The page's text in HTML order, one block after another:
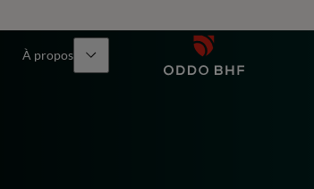
À propos